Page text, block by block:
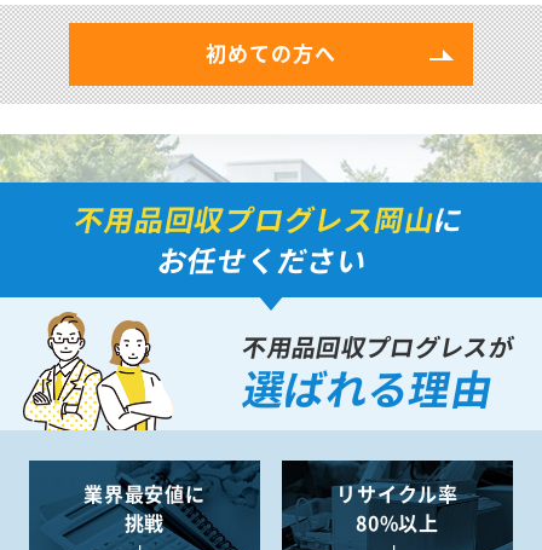
初めての方へ
不用品回収プログレス岡山に
お任せください
不用品回収プログレスが
選ばれる理由
業界最安値に
挑戦
リサイクル率
80%以上